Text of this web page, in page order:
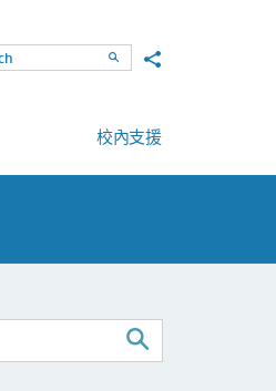
SearchShare to
校內支援